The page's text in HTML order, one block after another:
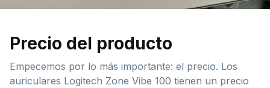
Precio del producto
Empecemos por lo más importante: el precio. Los
auriculares Logitech Zone Vibe 100 tienen un precio